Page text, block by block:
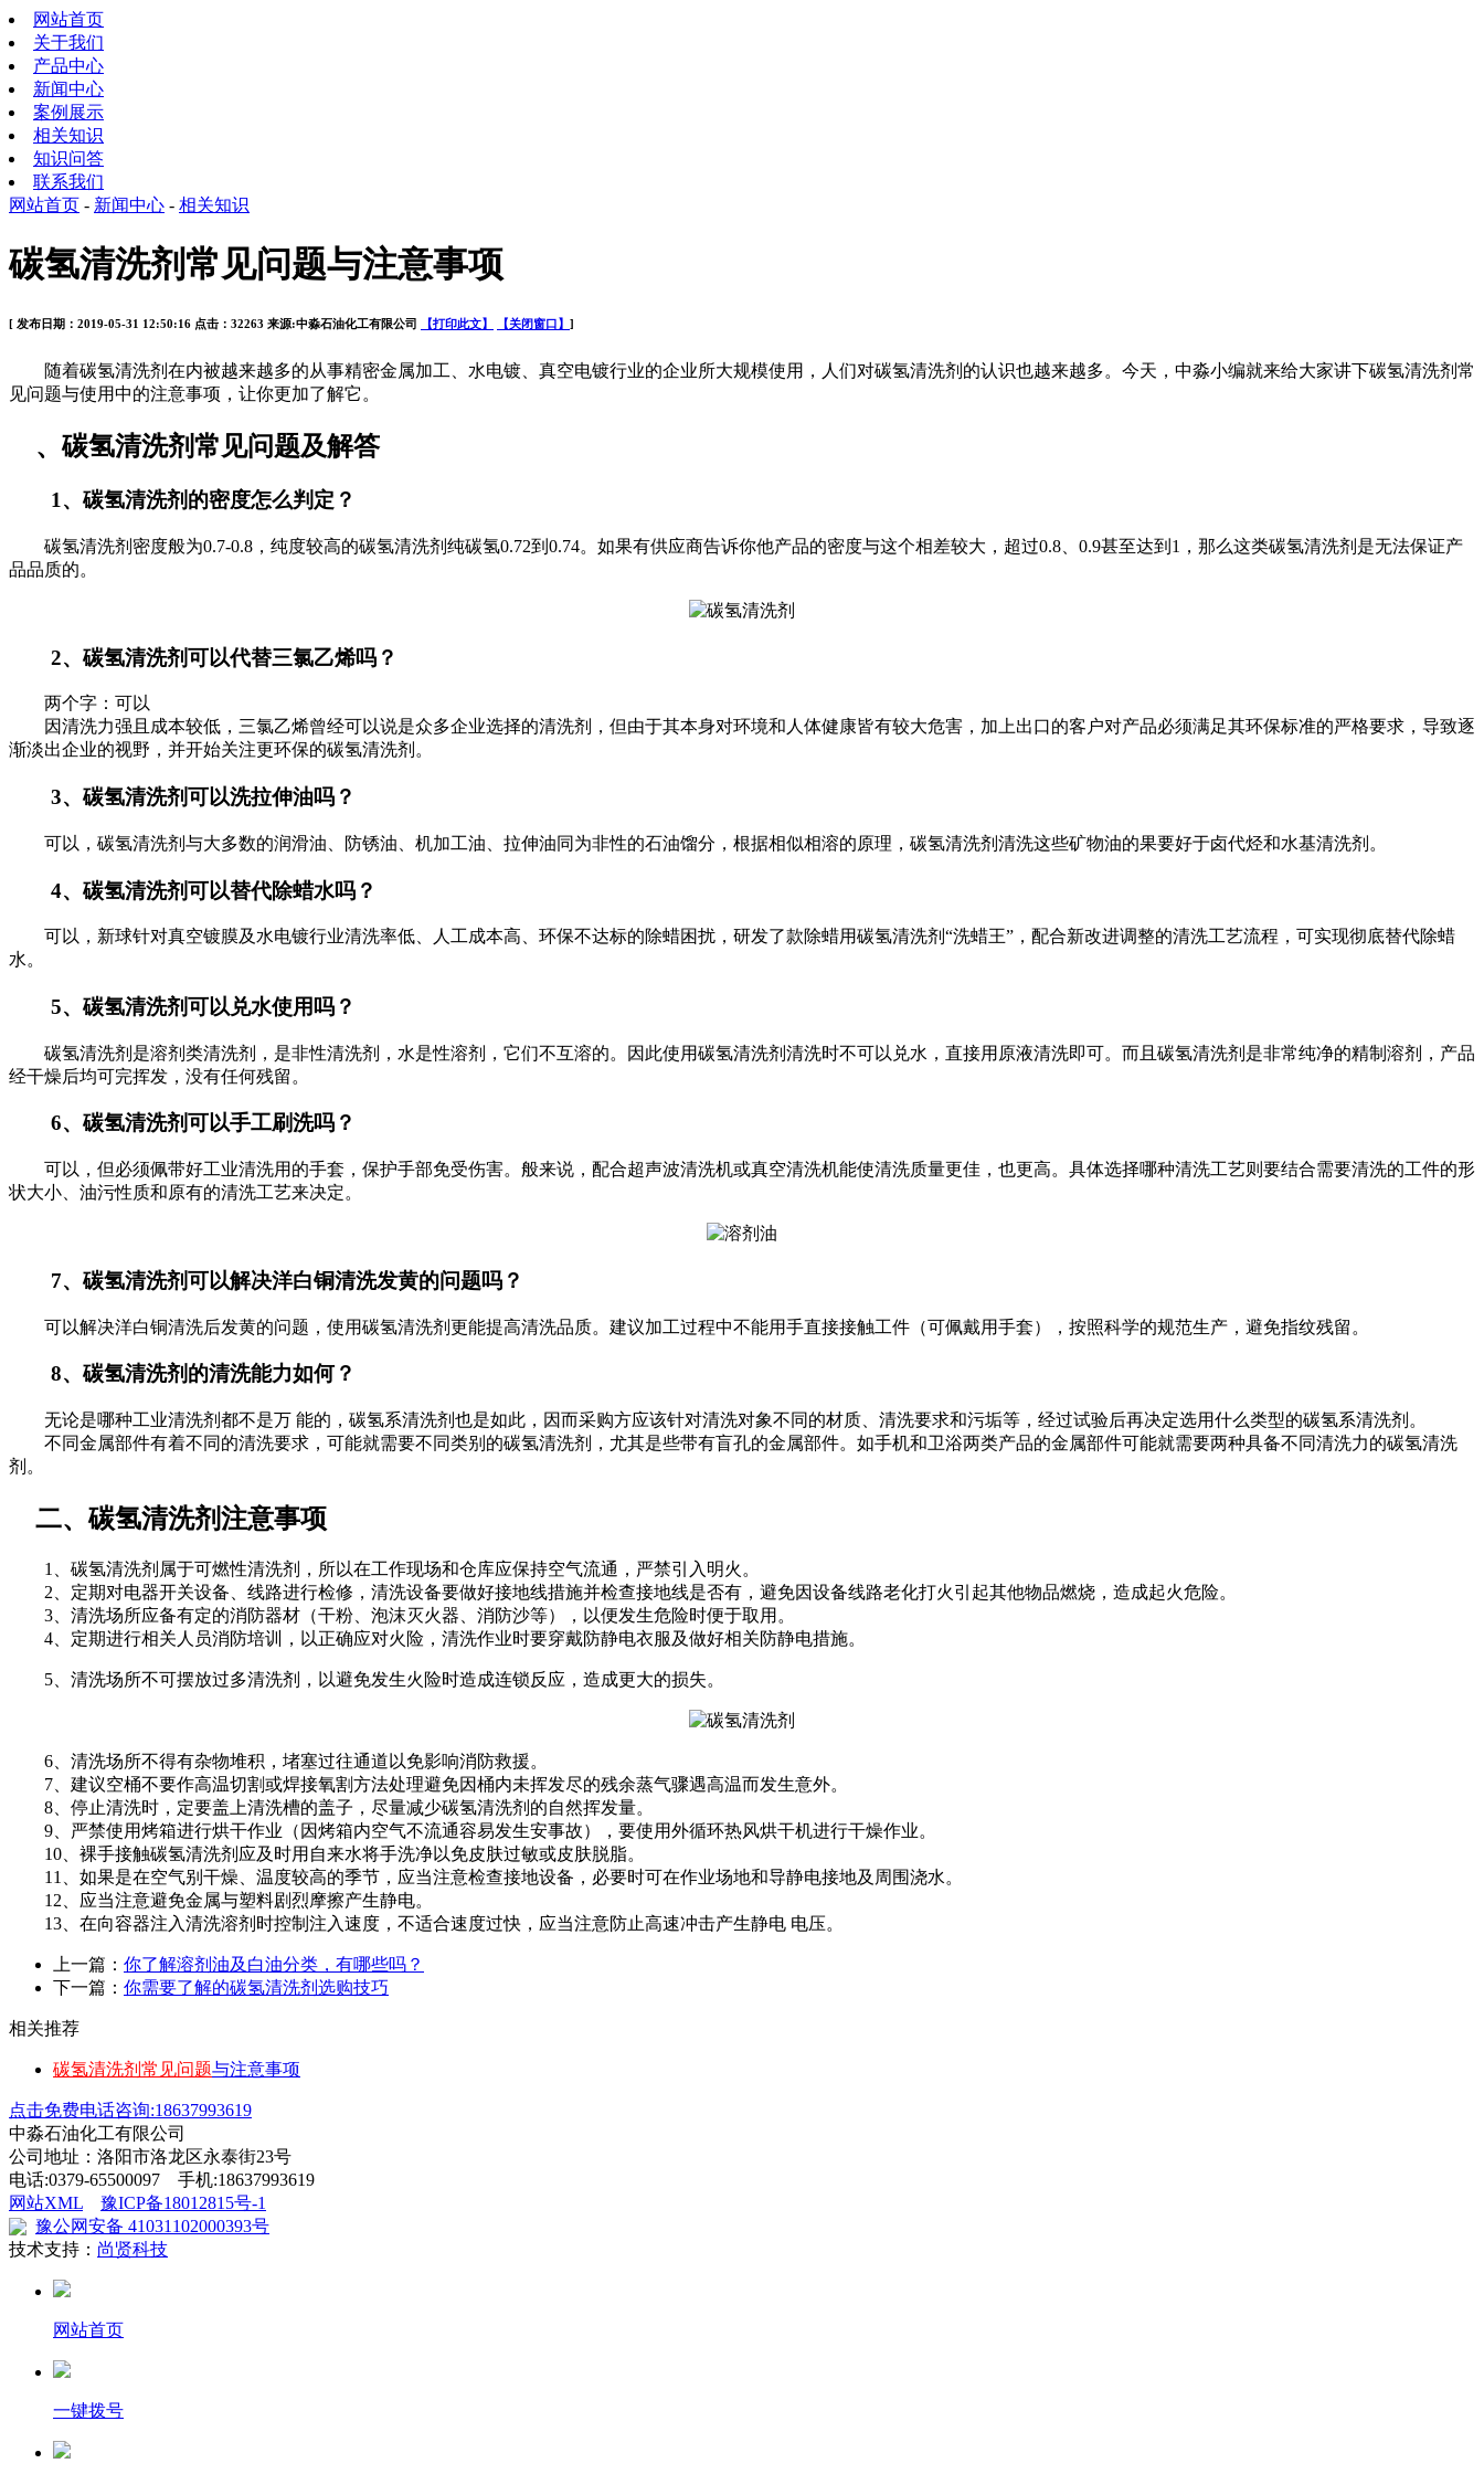
网站首页
关于我们
产品中心
新闻中心
案例展示
相关知识
知识问答
联系我们
网站首页 - 新闻中心 - 相关知识
碳氢清洗剂常见问题与注意事项
[ 发布日期：2019-05-31 12:50:16 点击：32263 来源:中淼石油化工有限公司 【打印此文】 【关闭窗口】 ]
随着碳氢清洗剂在内被越来越多的从事精密金属加工、水电镀、真空电镀行业的企业所大规模使用，人们对碳氢清洗剂的认识也越来越多。今天，中淼小编就来给大家讲下碳氢清洗剂常
见问题与使用中的注意事项，让你更加了解它。
、碳氢清洗剂常见问题及解答
1、碳氢清洗剂的密度怎么判定？
碳氢清洗剂密度般为0.7-0.8，纯度较高的碳氢清洗剂纯碳氢0.72到0.74。如果有供应商告诉你他产品的密度与这个相差较大，超过0.8、0.9甚至达到1，那么这类碳氢清洗剂是无法保证产
品品质的。
2、碳氢清洗剂可以代替三氯乙烯吗？
两个字：可以
因清洗力强且成本较低，三氯乙烯曾经可以说是众多企业选择的清洗剂，但由于其本身对环境和人体健康皆有较大危害，加上出口的客户对产品必须满足其环保标准的严格要求，导致逐
渐淡出企业的视野，并开始关注更环保的碳氢清洗剂。
3、碳氢清洗剂可以洗拉伸油吗？
可以，碳氢清洗剂与大多数的润滑油、防锈油、机加工油、拉伸油同为非性的石油馏分，根据相似相溶的原理，碳氢清洗剂清洗这些矿物油的果要好于卤代烃和水基清洗剂。
4、碳氢清洗剂可以替代除蜡水吗？
可以，新球针对真空镀膜及水电镀行业清洗率低、人工成本高、环保不达标的除蜡困扰，研发了款除蜡用碳氢清洗剂“洗蜡王”，配合新改进调整的清洗工艺流程，可实现彻底替代除蜡
水。
5、碳氢清洗剂可以兑水使用吗？
碳氢清洗剂是溶剂类清洗剂，是非性清洗剂，水是性溶剂，它们不互溶的。因此使用碳氢清洗剂清洗时不可以兑水，直接用原液清洗即可。而且碳氢清洗剂是非常纯净的精制溶剂，产品
经干燥后均可完挥发，没有任何残留。
6、碳氢清洗剂可以手工刷洗吗？
可以，但必须佩带好工业清洗用的手套，保护手部免受伤害。般来说，配合超声波清洗机或真空清洗机能使清洗质量更佳，也更高。具体选择哪种清洗工艺则要结合需要清洗的工件的形
状大小、油污性质和原有的清洗工艺来决定。
7、碳氢清洗剂可以解决洋白铜清洗发黄的问题吗？
可以解决洋白铜清洗后发黄的问题，使用碳氢清洗剂更能提高清洗品质。建议加工过程中不能用手直接接触工件（可佩戴用手套），按照科学的规范生产，避免指纹残留。
8、碳氢清洗剂的清洗能力如何？
无论是哪种工业清洗剂都不是万 能的，碳氢系清洗剂也是如此，因而采购方应该针对清洗对象不同的材质、清洗要求和污垢等，经过试验后再决定选用什么类型的碳氢系清洗剂。
不同金属部件有着不同的清洗要求，可能就需要不同类别的碳氢清洗剂，尤其是些带有盲孔的金属部件。如手机和卫浴两类产品的金属部件可能就需要两种具备不同清洗力的碳氢清洗
剂。
二、碳氢清洗剂注意事项
1、碳氢清洗剂属于可燃性清洗剂，所以在工作现场和仓库应保持空气流通，严禁引入明火。
2、定期对电器开关设备、线路进行检修，清洗设备要做好接地线措施并检查接地线是否有，避免因设备线路老化打火引起其他物品燃烧，造成起火危险。
3、清洗场所应备有定的消防器材（干粉、泡沫灭火器、消防沙等），以便发生危险时便于取用。
4、定期进行相关人员消防培训，以正确应对火险，清洗作业时要穿戴防静电衣服及做好相关防静电措施。
5、清洗场所不可摆放过多清洗剂，以避免发生火险时造成连锁反应，造成更大的损失。
6、清洗场所不得有杂物堆积，堵塞过往通道以免影响消防救援。
7、建议空桶不要作高温切割或焊接氧割方法处理避免因桶内未挥发尽的残余蒸气骤遇高温而发生意外。
8、停止清洗时，定要盖上清洗槽的盖子，尽量减少碳氢清洗剂的自然挥发量。
9、严禁使用烤箱进行烘干作业（因烤箱内空气不流通容易发生安事故），要使用外循环热风烘干机进行干燥作业。
10、裸手接触碳氢清洗剂应及时用自来水将手洗净以免皮肤过敏或皮肤脱脂。
11、如果是在空气别干燥、温度较高的季节，应当注意检查接地设备，必要时可在作业场地和导静电接地及周围浇水。
12、应当注意避免金属与塑料剧烈摩擦产生静电。
13、在向容器注入清洗溶剂时控制注入速度，不适合速度过快，应当注意防止高速冲击产生静电 电压。
上一篇： 你了解溶剂油及白油分类，有哪些吗？
下一篇： 你需要了解的碳氢清洗剂选购技巧
相关推荐
碳氢清洗剂常见问题与注意事项
点击免费电话咨询:18637993619
中淼石油化工有限公司
公司地址：洛阳市洛龙区永泰街23号
电话:0379-65500097 手机:18637993619
网站XML
豫ICP备18012815号-1
豫公网安备 41031102000393号
技术支持： 尚贤科技
网站首页
一键拨号